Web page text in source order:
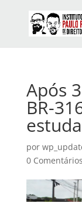
Após
BR-
por
0 Comentários